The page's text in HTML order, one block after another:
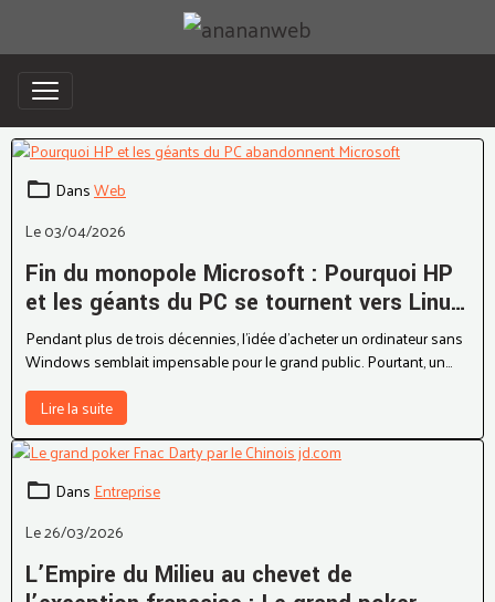
DansWeb
Le 03/04/2026
Fin du monopole Microsoft : Pourquoi HP
et les géants du PC se tournent vers Linux
?
Pendant plus de trois décennies, l'idée d'acheter un ordinateur sans
Windows semblait impensable pour le grand public. Pourtant, un
séisme technologique est en train de secouer la Silicon Valley.
Lire la suite
DansEntreprise
Le 26/03/2026
L’Empire du Milieu au chevet de